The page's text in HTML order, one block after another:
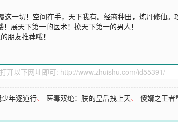
一切！空间在手，天下我有。经商种田，炼丹修仙
展天下第一的医术！撩天下第一的男人！
朋友推荐哦！
少年逐道行、 医毒双绝：朕的皇后拽上天、傻婿之王者